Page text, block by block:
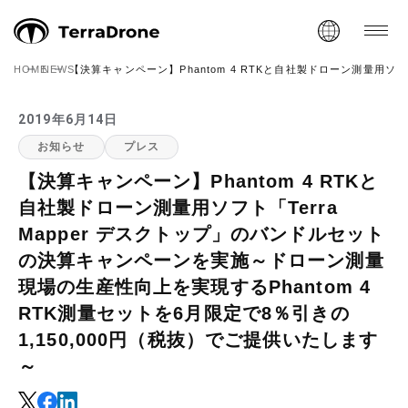
HOMENEWS【決算キャンペーン】Phantom 4 RTKと自社製ドローン測量用ソ
2019年6月14日
お知らせ プレス
【決算キャンペーン】Phantom 4 RTKと
自社製ドローン測量用ソフト「Terra
Mapper デスクトップ」のバンドルセット
の決算キャンペーンを実施～ドローン測量
現場の生産性向上を実現するPhantom 4
RTK測量セットを6月限定で8％引きの
1,150,000円（税抜）でご提供いたします
～